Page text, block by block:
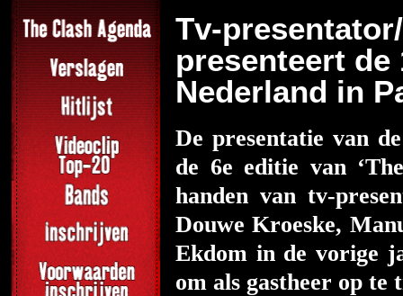
Tv-
presenteert de
Nederland in
De presentatie van
de 6e editie van
handen van tv-
Douwe Kroeske,
Ekdom in de vorige
om als gastheer op te